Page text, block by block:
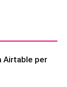
Airtable per